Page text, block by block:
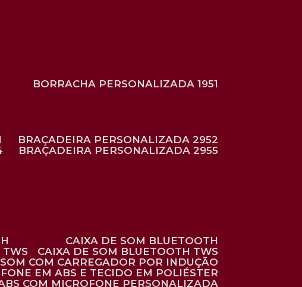
BORRACHA PERSONALIZADA 1951
BRAÇADEIRA PERSONALIZADA 2952
BRAÇADEIRA PERSONALIZADA 2955
CAIXA DE SOM BLUETOOTH
TWS
CAIXA DE SOM BLUETOOTH TWS
SOM COM CARREGADOR POR INDUÇÃO
EM ABS E TECIDO EM POLIÉSTER
COM MICROFONE PERSONALIZADA